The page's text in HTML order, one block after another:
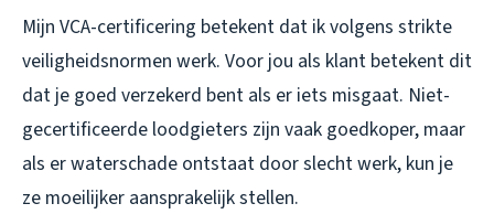
Mijn VCA-certificering betekent dat ik volgens strikte
veiligheidsnormen werk. Voor jou als klant betekent dit
dat je goed verzekerd bent als er iets misgaat. Niet-
gecertificeerde loodgieters zijn vaak goedkoper, maar
als er waterschade ontstaat door slecht werk, kun je
ze moeilijker aansprakelijk stellen.